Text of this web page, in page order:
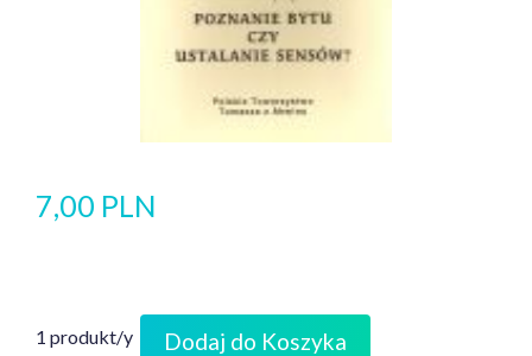
7,00 PLN
1 produkt/y Dodaj do Koszyka